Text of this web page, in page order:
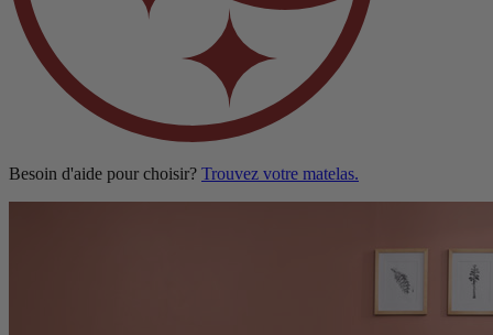
Besoin d'aide pour choisir? Trouvez votre matelas.